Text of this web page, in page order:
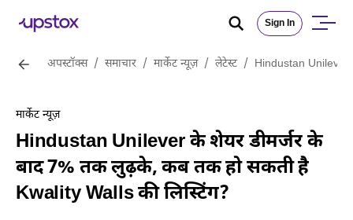
Sign In
अपस्टॉक्स / समाचार / मार्केट न्यूज़ / लेटेस्ट / Hindustan Unilever
मार्केट न्यूज़
Hindustan Unilever के शेयर डीमर्जर के
बाद 7% तक लुढ़के, कब तक हो सकती है
Kwality Walls की लिस्टिंग?